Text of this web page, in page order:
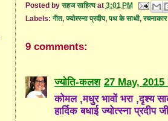
Posted byसहज साहित्य at 3:01 PM
Labels:गीत,ज्योत्स्ना प्रदीप,पथ के साथी,रचनाकार
9 comments:
ज्योति-कलश 27 May, 2015
कोमल ,मधुर भावों भरा ,दृश्य
हार्दिक बधाई ज्योत्स्ना प्रदीप